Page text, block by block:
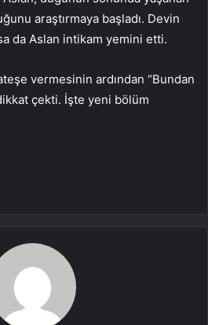
araştırmaya başladı. Devin
da Aslan intikam yemini etti.
vermesinin ardından “Bundan
çekti. İşte yeni bölüm